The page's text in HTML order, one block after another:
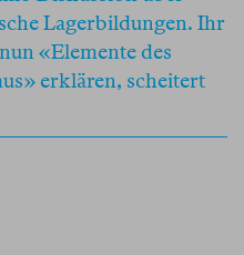
Lagerbildungen. Ihr
«Elemente des
erklären, scheitert